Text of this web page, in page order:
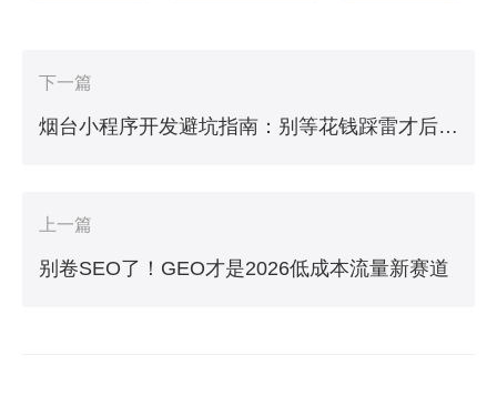
下一篇
烟台小程序开发避坑指南：别等花钱踩雷才后悔！
上一篇
别卷SEO了！GEO才是2026低成本流量新赛道